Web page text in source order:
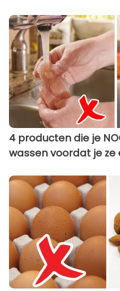
4 producten die je
wassen voordat je ze